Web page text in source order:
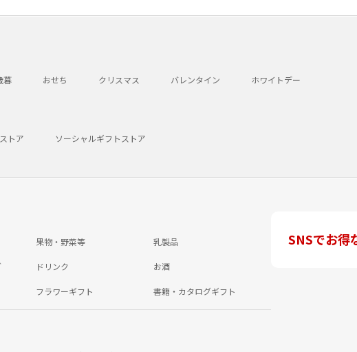
暮 おせち クリスマス バレンタイン ホワイトデー
トア ソーシャルギフトストア
果物・野菜等 乳製品
ドリンク お酒
フラワーギフト 書籍・カタログギフト
SNSでお得